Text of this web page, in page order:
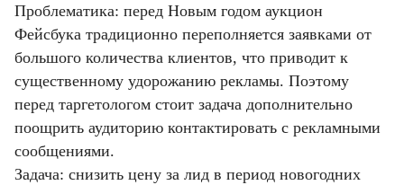
Проблематика: перед Новым годом аукцион
Фейсбука традиционно переполняется заявками от
большого количества клиентов, что приводит к
существенному удорожанию рекламы. Поэтому
перед таргетологом стоит задача дополнительно
поощрить аудиторию контактировать с рекламными
сообщениями.
Задача: снизить цену за лид в период новогодних